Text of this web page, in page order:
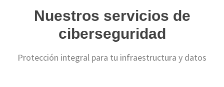
Nuestros servicios de
ciberseguridad
Protección integral para tu infraestructura y datos